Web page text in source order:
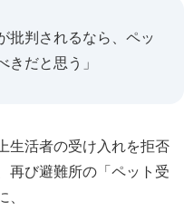
批判されるなら、ペッ
きだと思う」
生活者の受け入れを拒否
再び避難所の「ペット受